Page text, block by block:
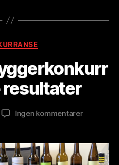
Kategorier
resultater
Innleggsforfatter
v
r
w
l
o
n
Ingen kommentarertil
resultater